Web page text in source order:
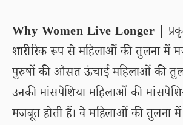
Why Women Live Longer |
शारीरिक रूप से महिलाओं की तुलना में
पुरुषों की औसत ऊंचाई महिलाओं की
उनकी मांसपेशिया महिलाओं की
मजबूत होती हैं। वे महिलाओं की तुलना